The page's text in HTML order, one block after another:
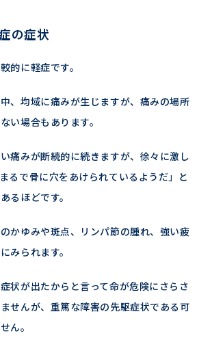
の症状
的に軽症です。
、均域に痛みが生じますが、痛みの場所
い場合もあります。
痛みが断続的に続きますが、徐々に激し
るで骨に穴をあけられているようだ」と
るほどです。
かゆみや斑点、リンパ節の腫れ、強い疲
みられます。
状が出たからと言って命が危険にさらさ
せんが、重篤な障害の先駆症状である可
ん。